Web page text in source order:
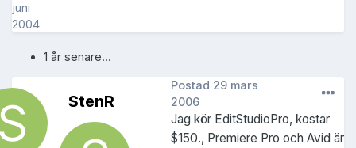
juni
2004
1 år senare...
StenR
Postad 29 mars
2006
Jag kör EditStudioPro, kostar
$150., Premiere Pro och Avid är